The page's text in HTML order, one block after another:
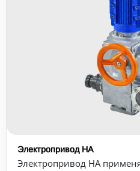
Электропривод НА
Электропривод НА